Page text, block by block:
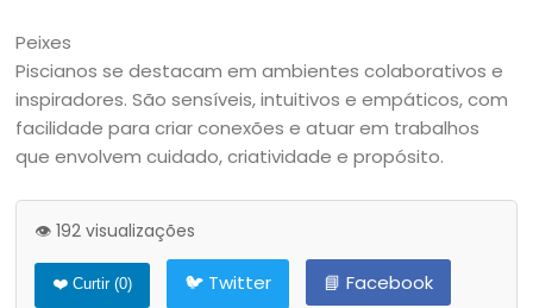
Peixes
Piscianos se destacam em ambientes colaborativos e
inspiradores. São sensíveis, intuitivos e empáticos, com
facilidade para criar conexões e atuar em trabalhos
que envolvem cuidado, criatividade e propósito.
👁️ 192 visualizações
❤️ Curtir (0) 🐦 Twitter
📘 Facebook